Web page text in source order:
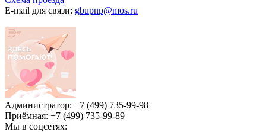
E-mail для связи: gbupnp@mos.ru
Администратор: +7 (499) 735-99-98
Приёмная: +7 (499) 735-99-89
Мы в соцсетях: